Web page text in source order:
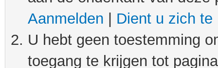
Aanmelden
Dient u zich te
U hebt geen toestemming
toegang te krijgen tot